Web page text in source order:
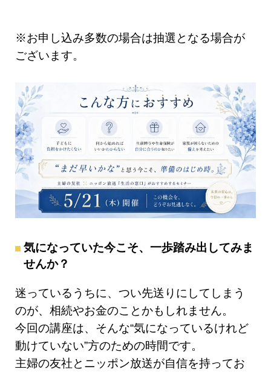
※お申し込み多数の場合は抽選となる場合が
ございます。
気になっていた今こそ、一歩踏み出してみま
せんか？
迷っているうちに、つい先送りにしてしまう
のが、相続やお金のことかもしれません。
今回の講座は、そんな“気になっているけれど
動けていない”方のための時間です。
主婦の友社とニッポン放送が自信を持ってお